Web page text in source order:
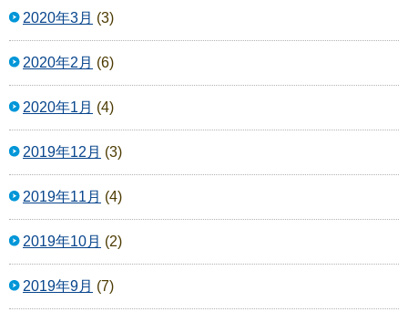
2020年3月 (3)
2020年2月 (6)
2020年1月 (4)
2019年12月 (3)
2019年11月 (4)
2019年10月 (2)
2019年9月 (7)